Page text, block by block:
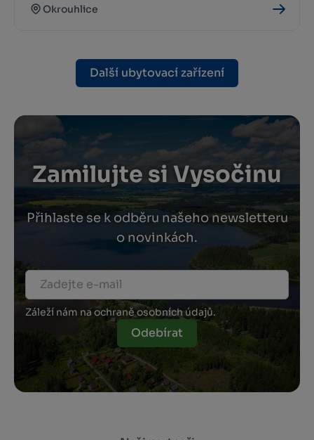
Okrouhlice
Další ubytovací zařízení
Zamilujte si Vysočinu
Přihlaste se k odběru našeho newsletteru
o novinkách.
Záleží nám na ochraně osobních údajů.
Odebírat